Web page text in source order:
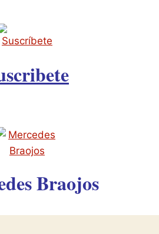
Braojos